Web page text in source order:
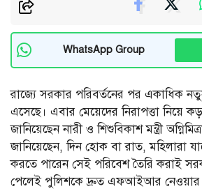
WhatsApp Group
রাজ্যে সরকার পরিবর্তনের পর একাধিক নতুন
এসেছে। এবার মেয়েদের নিরাপত্তা নিয়ে
জানিয়েছেন নারী ও শিশুবিকাশ মন্ত্রী
জানিয়েছেন, দিন হোক বা রাত, মহিলারা
করতে পারেন সেই পরিবেশ তৈরি করাই
পেলেই পুলিশকে দ্রুত এফআইআর নেওয়ার